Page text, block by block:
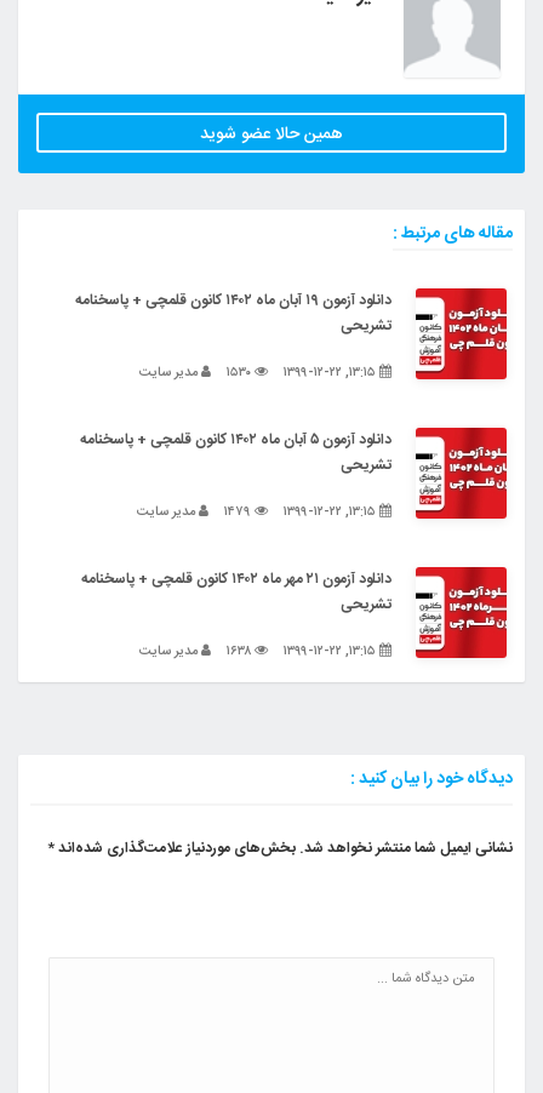
همین حالا عضو شوید
مقاله های مرتبط :
دانلود آزمون ۱۹ آبان ماه ۱۴۰۲ کانون قلمچی + پاسخنامه
تشریحی
مدیر سایت
دانلود آزمون ۵ آبان ماه ۱۴۰۲ کانون قلمچی + پاسخنامه
تشریحی
مدیر سایت
دانلود آزمون ۲۱ مهر ماه ۱۴۰۲ کانون قلمچی + پاسخنامه
تشریحی
مدیر سایت
دیدگاه خود را بیان کنید :
نشانی ایمیل شما منتشر نخواهد شد. بخش‌های موردنیاز علامت‌گذاری شده‌اند*